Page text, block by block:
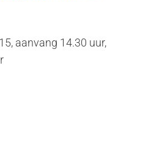
aanvang 14.30 uur,